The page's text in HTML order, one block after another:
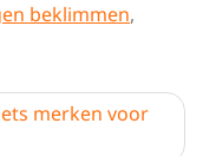
beklimmen,
merken voor